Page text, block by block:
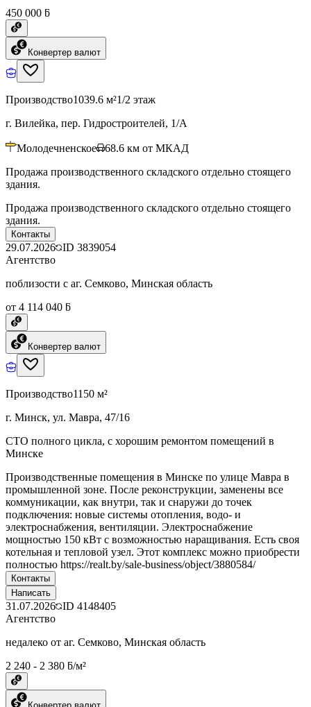
450 000 ƃ
Конвертер валют
Производство1039.6 м²1/2 этаж
г. Вилейка, пер. Гидростроителей, 1/А
Молодечненское 68.6 км от МКАД
Продажа производственного складского отдельно стоящего
здания.
Продажа производственного складского отдельно стоящего
здания.
Контакты
29.07.2026 ID 3839054
Агентство
поблизости с аг. Семково, Минская область
от 4 114 040 ƃ
Конвертер валют
Производство1150 м²
г. Минск, ул. Мавра, 47/16
СТО полного цикла, с хорошим ремонтом помещений в
Минске
Производственные помещения в Минске по улице Мавра в
промышленной зоне. После реконструкции, заменены все
коммуникации, как внутри, так и снаружи до точек
подключения: новые системы отопления, водо- и
электроснабжения, вентиляции. Электроснабжение
мощностью 150 кВт с возможностью наращивания. Есть своя
котельная и тепловой узел. Этот комплекс можно приобрести
полностью https://realt.by/sale-business/object/3880584/
Контакты
Написать
31.07.2026 ID 4148405
Агентство
недалеко от аг. Семково, Минская область
2 240 - 2 380 ƃ/м²